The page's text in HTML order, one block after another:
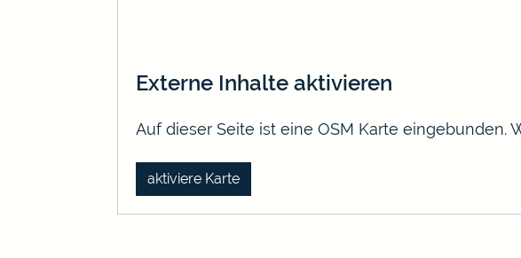
Externe Inhalte aktivieren
Auf dieser Seite ist eine OSM Karte eingebunden.
aktiviere Karte